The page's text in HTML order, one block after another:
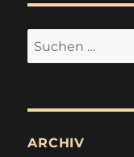
Suchen
nach:
ARCHIV